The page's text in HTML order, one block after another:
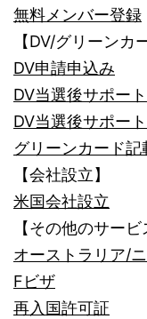
無料メンバー登録
【DV/グリーンカ
DV申請申込み
DV当選後サポート
DV当選後サポー
グリーンカード記
【会社設立】
米国会社設立
【その他のサービ
オーストラリア/
Fビザ
再入国許可証